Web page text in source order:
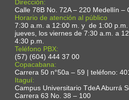
Dirección:
Calle 78B No. 72A – 220 Medellín –
Horario de atención al público
7:30 a.m. a 12:00 m. y de 1:00
jueves, los viernes de 7:30 a.m. a
4:30 p.m.
Teléfono PBX:
(57) (604) 444 37 00
Copacabana:
Carrera 50 n°50a – 59 | teléfono:
Itaguí:
Campus Universitario TdeA Aburrá
Carrera 63 No. 38 – 100